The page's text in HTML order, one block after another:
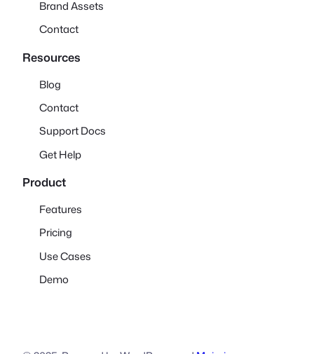
Brand Assets
Contact
Resources
Blog
Contact
Support Docs
Get Help
Product
Features
Pricing
Use Cases
Demo